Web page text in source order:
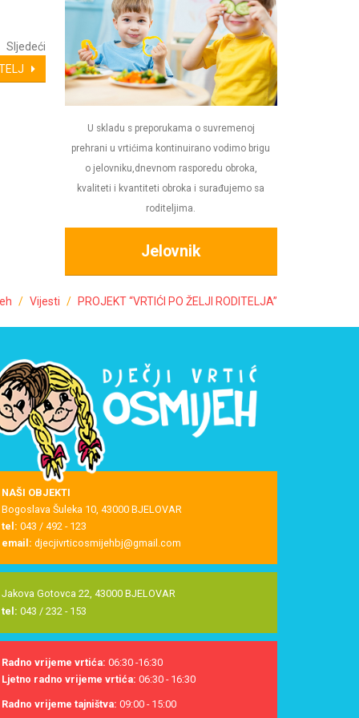
Sljedeći
U skladu s preporukama o suvremenoj
prehrani u vrtićima kontinuirano vodimo brigu
o jelovniku,dnevnom rasporedu obroka,
kvaliteti i kvantiteti obroka i surađujemo sa
roditeljima.
Jelovnik
Vijesti PROJEKT “VRTIĆI PO ŽELJI RODITELJA”
NAŠI OBJEKTI
Bogoslava Šuleka 10, 43000 BJELOVAR
tel: 043 / 492 - 123
email: djecjivrticosmijehbj@gmail.com
Jakova Gotovca 22, 43000 BJELOVAR
tel: 043 / 232 - 153
Radno vrijeme vrtića: 06:30 -16:30
Ljetno radno vrijeme vrtića: 06:30 - 16:30
Radno vrijeme tajništva: 09:00 - 15:00